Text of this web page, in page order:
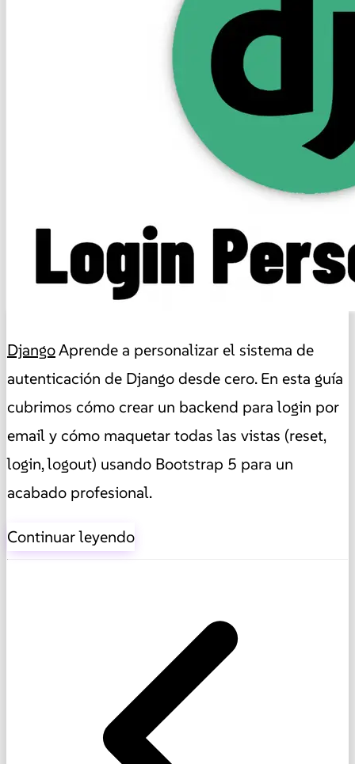
DjangoAprende a personalizar el sistema de
autenticación de Django desde cero. En esta guía
cubrimos cómo crear un backend para login por
email y cómo maquetar todas las vistas (reset,
login, logout) usando Bootstrap 5 para un
acabado profesional.
Continuar leyendo